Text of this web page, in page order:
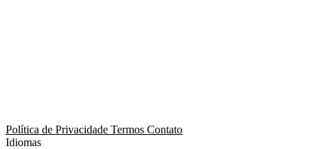
Política de Privacidade Termos Contato
Idiomas